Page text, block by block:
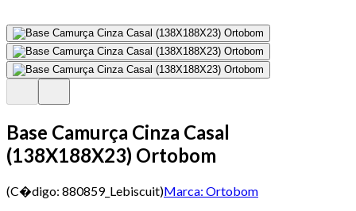
Base Camurça Cinza Casal
(138X188X23) Ortobom
(C�digo: 880859_Lebiscuit)Marca: Ortobom